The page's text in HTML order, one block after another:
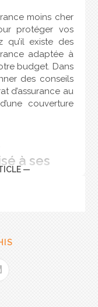
moins cher
protéger vos
qu’il existe des
adaptée à
budget. Dans
des conseils
d’assurance au
couverture
à ses
Il est donc
protéger. Par
n’avez pas les
—